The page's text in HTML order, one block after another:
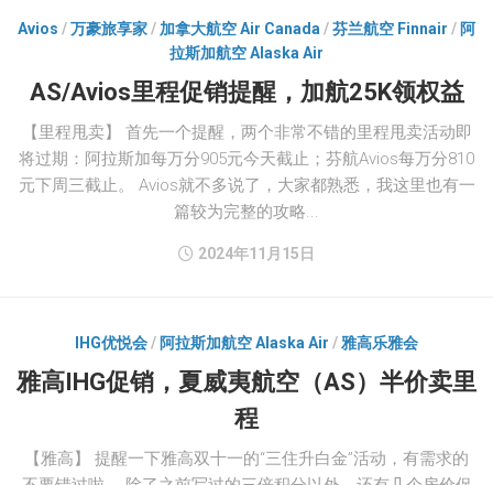
Avios /万豪旅享家/ 加拿大航空 Air Canada /芬兰航空 Finnair / 阿
拉斯加航空 Alaska Air
AS/Avios里程促销提醒，加航25K领权益
【里程甩卖】 首先一个提醒，两个非常不错的里程甩卖活动即
将过期：阿拉斯加每万分905元今天截止；芬航Avios每万分810
元下周三截止。 Avios就不多说了，大家都熟悉，我这里也有一
篇较为完整的攻略...
2024年11月15日
IHG优悦会/ 阿拉斯加航空 Alaska Air /雅高乐雅会
雅高IHG促销，夏威夷航空（AS）半价卖里
程
【雅高】 提醒一下雅高双十一的“三住升白金”活动，有需求的